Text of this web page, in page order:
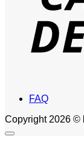
FAQ
Copyright 2026 ©